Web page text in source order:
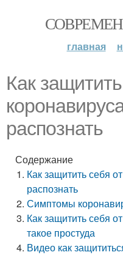
главная
Как
распознать
Содержание
Как защитить себя
распознать
Симптомы
Как защитить себя
такое простуда
Видео как